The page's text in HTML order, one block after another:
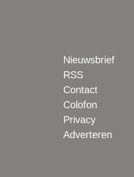
Nieuwsbrief
RSS
Contact
Colofon
Privacy
Adverteren